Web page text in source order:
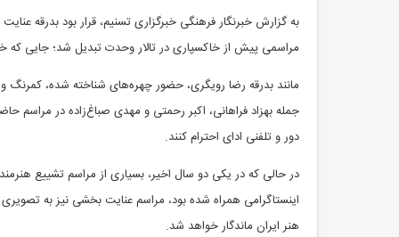
به گزارش خبرنگار فرهنگی خبرگزاری تسنیم، قرار بود بدرقه
مراسمی پیش از خاکسپاری در تالار وحدت تبدیل شد؛ جایی
مانند بدرقه رضا رویگری، حضور چهره‌های شناخته شده،
جمله بهزاد فراهانی، اکبر رحمتی و مهدی صباغ‌زاده در مراسم
دور و تلفنی ادای احترام کنند.
در حالی که در یکی دو سال اخیر، بسیاری از مراسم تشییع
اینستاگرامی همراه شده بود، مراسم عنایت بخشی نیز به
هنر ایران ماندگار خواهد شد.